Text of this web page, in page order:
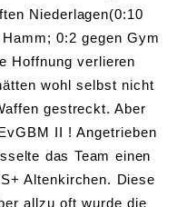
Niederlagen(0:10
0:2 gegen Gym
Hoffnung verlieren
wohl selbst nicht
gestreckt. Aber
II ! Angetrieben
das Team einen
Altenkirchen. Diese
allzu oft wurde die